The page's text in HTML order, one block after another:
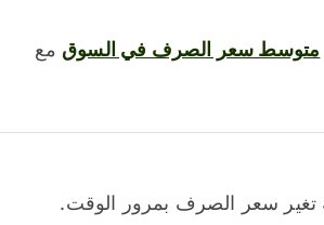
متوسط ​​سعر الصرف في السوق مع
تغير سعر الصرف بمرور الوقت.